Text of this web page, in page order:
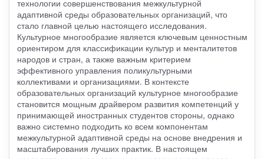
технологии совершенствования межкультурной
адаптивной среды образовательных организаций, что
стало главной целью настоящего исследования.
Культурное многообразие является ключевым ценностным
ориентиром для классификации культур и менталитетов
народов и стран, а также важным критерием
эффективного управления поликультурными
коллективами и организациями. В контексте
образовательных организаций культурное многообразие
становится мощным драйвером развития компетенций у
принимающей иностранных студентов стороны, однако
важно системно подходить ко всем компонентам
межкультурной адаптивной среды на основе внедрения и
масштабирования лучших практик. В настоящем